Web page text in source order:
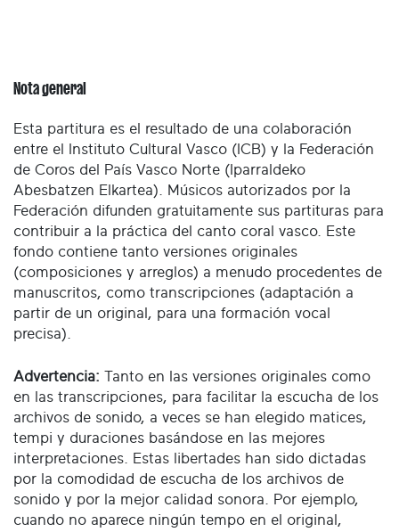
Nota general
Esta partitura es el resultado de una colaboración
entre el Instituto Cultural Vasco (ICB) y la Federación
de Coros del País Vasco Norte (Iparraldeko
Abesbatzen Elkartea). Músicos autorizados por la
Federación difunden gratuitamente sus partituras para
contribuir a la práctica del canto coral vasco. Este
fondo contiene tanto versiones originales
(composiciones y arreglos) a menudo procedentes de
manuscritos, como transcripciones (adaptación a
partir de un original, para una formación vocal
precisa).
Advertencia: Tanto en las versiones originales como
en las transcripciones, para facilitar la escucha de los
archivos de sonido, a veces se han elegido matices,
tempi y duraciones basándose en las mejores
interpretaciones. Estas libertades han sido dictadas
por la comodidad de escucha de los archivos de
sonido y por la mejor calidad sonora. Por ejemplo,
cuando no aparece ningún tempo en el original,